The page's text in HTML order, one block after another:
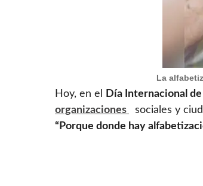
La
Hoy, en el Día Internacional
organizaciones
sociales y
“Porque donde hay